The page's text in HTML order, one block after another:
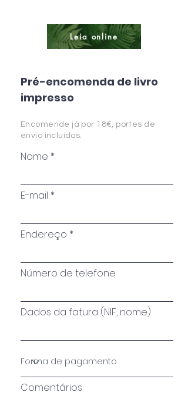
Leia online
Pré-encomenda de livro
impresso
Encomende já por 18€, portes de
envio incluídos.
Nome
E-mail
Endereço
Número de telefone
Dados da fatura (NIF, nome)
Comentários